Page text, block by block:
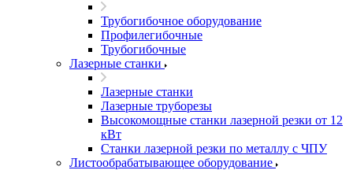
Трубогибочное оборудование
Профилегибочные
Трубогибочные
Лазерные станки
Лазерные станки
Лазерные труборезы
Высокомощные станки лазерной резки от 12
кВт
Станки лазерной резки по металлу с ЧПУ
Листообрабатывающее оборудование